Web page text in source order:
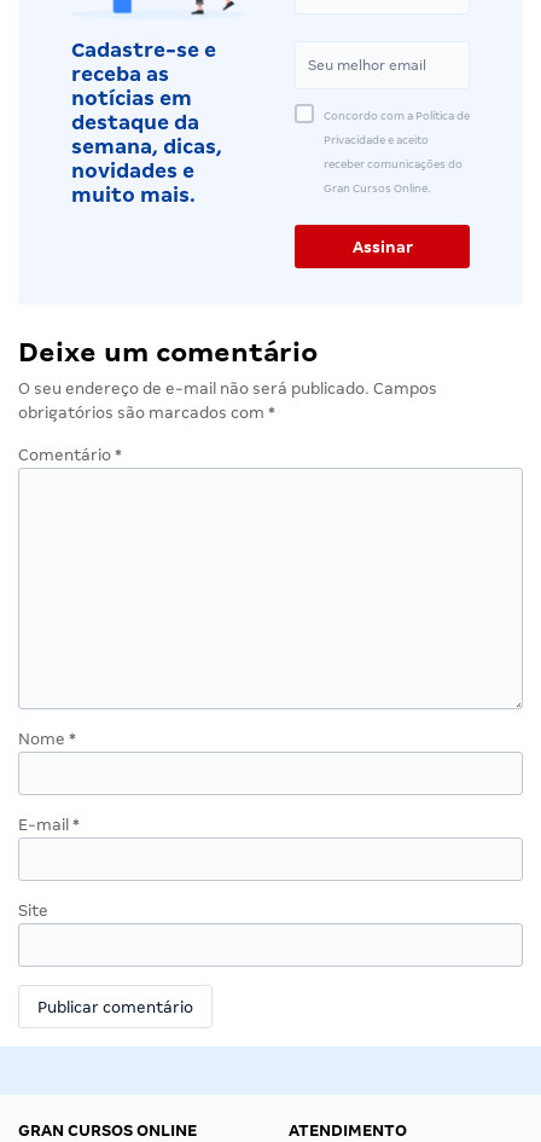
Cadastre-se e
receba as
notícias em
destaque da
semana, dicas,
novidades e
muito mais.
Concordo com a Política de
Privacidade e aceito
receber comunicações do
Gran Cursos Online.
Deixe um comentário
O seu endereço de e-mail não será publicado. Campos
obrigatórios são marcados com *
Comentário *
Nome *
E-mail *
Site
GRAN CURSOS ONLINE
ATENDIMENTO